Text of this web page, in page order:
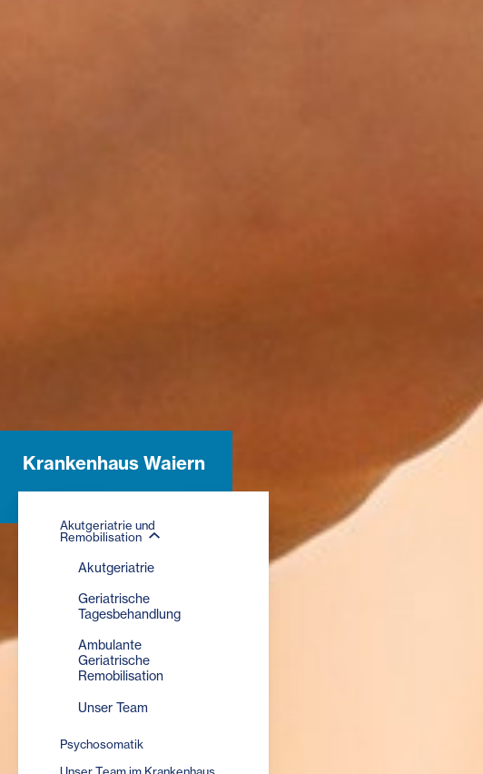
Krankenhaus Waiern
Akutgeriatrie und
Remobilisation
Akutgeriatrie
Geriatrische
Tagesbehandlung
Ambulante
Geriatrische
Remobilisation
Unser Team
Psychosomatik